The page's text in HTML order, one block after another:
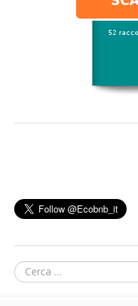
Cerca